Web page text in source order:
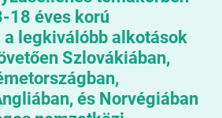
18 éves korú
legkiválóbb alkotások
Szlovákiában,
és Norvégiában